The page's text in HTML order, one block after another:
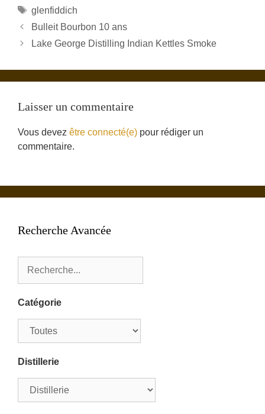
Étiquettes
glenfiddich
Bulleit Bourbon 10 ans
Lake George Distilling Indian Kettles Smoke
Laisser un commentaire
Vous devez être connecté(e) pour rédiger un
commentaire.
Recherche Avancée
Catégorie
Distillerie